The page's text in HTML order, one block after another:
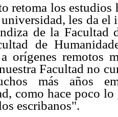
retoma los
universidad, les da
de la Facultad
de
orígenes remotos
Facultad no
más años
como hace poco
escribanos".